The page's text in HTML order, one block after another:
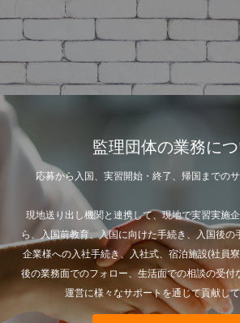
監理団体の業務に
応募から入国、実習開始・終了、帰国までの
現地送り出し機関と連携して、現地で実習実施
ら、入国前教育、入国に向けた手続き、入国後の
企業様への入社手続き、入社式、宿泊施設(社員
後の業務面でのフォロー、生活面での相談の受付
運営に様々なサポートを通じて貢献して